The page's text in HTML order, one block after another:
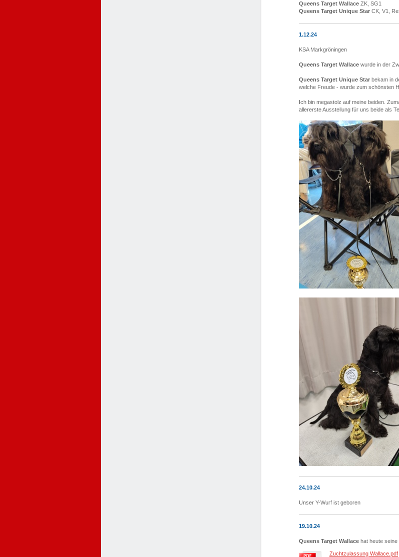
Queens Target Wallace ZK, SG1
Queens Target Unique Star CK, V1,
1.12.24
KSA Markgröningen
Queens Target Wallace wurde in der
Queens Target Unique Star bekam in
welche Freude - wurde zum schönsten
Ich bin megastolz auf meine beiden.
allererste Ausstellung für uns beide als
24.10.24
Unser Y-Wurf ist geboren
19.10.24
Queens Target Wallace hat heute
Zuchtzulassung Wallace.pdf